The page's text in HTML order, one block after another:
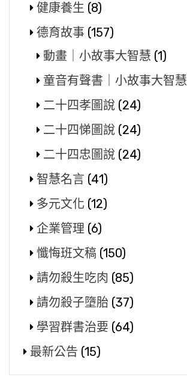
健康養生 (8)
德育故事 (157)
動畫｜小故事大智慧 (1)
童音有聲書｜小故事大智慧
二十四孝圖說 (24)
二十四悌圖說 (24)
二十四忠圖說 (24)
智慧名言 (41)
多元文化 (12)
企業管理 (6)
懺悔班文稿 (150)
請勿殺生吃肉 (85)
請勿殺子墮胎 (37)
學習群書治要 (64)
最新公告 (15)